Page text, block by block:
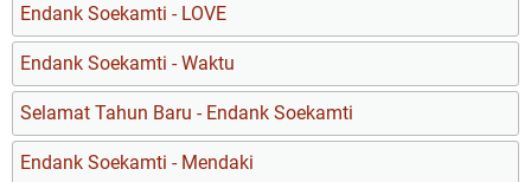
Endank Soekamti - LOVE
Endank Soekamti - Waktu
Selamat Tahun Baru - Endank Soekamti
Endank Soekamti - Mendaki